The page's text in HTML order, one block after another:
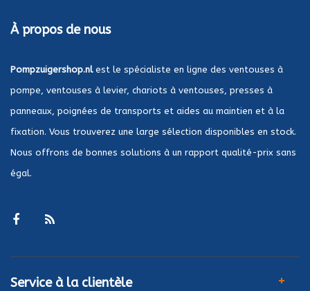
À propos de nous
Pompzuigershop.nlest le spécialiste en ligne des ventouses à
pompe, ventouses à levier, chariots à ventouses, presses à
panneaux, poignées de transports et aides au maintien et à la
fixation. Vous trouverez une large sélection disponibles en stock.
Nous offrons de bonnes solutions à un rapport qualité-prix sans
égal.
Service à la clientèle